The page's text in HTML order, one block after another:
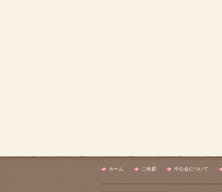
ホーム ご挨拶 中心会について